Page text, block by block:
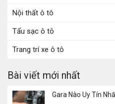
Nội thất ô tô
Tẩu sạc ô tô
Trang trí xe ô tô
Bài viết mới nhất
Gara Nào Uy Tín